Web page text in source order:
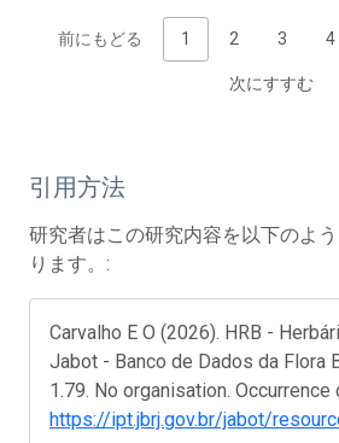
前にもどる 1 2 3 4
次にすすむ
引用方法
研究者はこの研究内容を以下のよ
ります。:
Carvalho E O (2026). HRB -
Jabot - Banco de Dados da Flora
1.79. No organisation. Occurrence
https://ipt.jbrj.gov.br/jabot/